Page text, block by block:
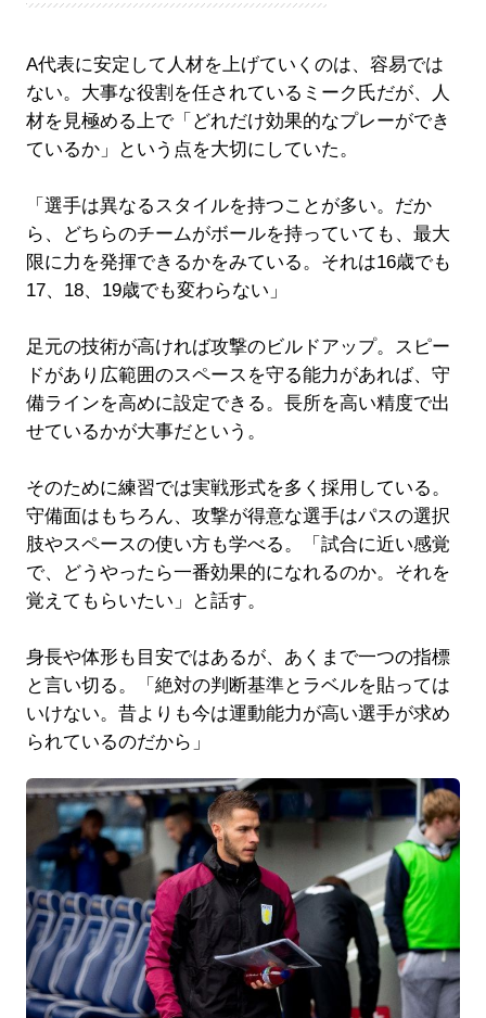
A代表に安定して人材を上げていくのは、容易では
ない。大事な役割を任されているミーク氏だが、人
材を見極める上で「どれだけ効果的なプレーができ
ているか」という点を大切にしていた。
「選手は異なるスタイルを持つことが多い。だか
ら、どちらのチームがボールを持っていても、最大
限に力を発揮できるかをみている。それは16歳でも
17、18、19歳でも変わらない」
足元の技術が高ければ攻撃のビルドアップ。スピー
ドがあり広範囲のスペースを守る能力があれば、守
備ラインを高めに設定できる。長所を高い精度で出
せているかが大事だという。
そのために練習では実戦形式を多く採用している。
守備面はもちろん、攻撃が得意な選手はパスの選択
肢やスペースの使い方も学べる。「試合に近い感覚
で、どうやったら一番効果的になれるのか。それを
覚えてもらいたい」と話す。
身長や体形も目安ではあるが、あくまで一つの指標
と言い切る。「絶対の判断基準とラベルを貼っては
いけない。昔よりも今は運動能力が高い選手が求め
られているのだから」